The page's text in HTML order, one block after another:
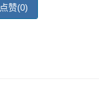
点赞(0)